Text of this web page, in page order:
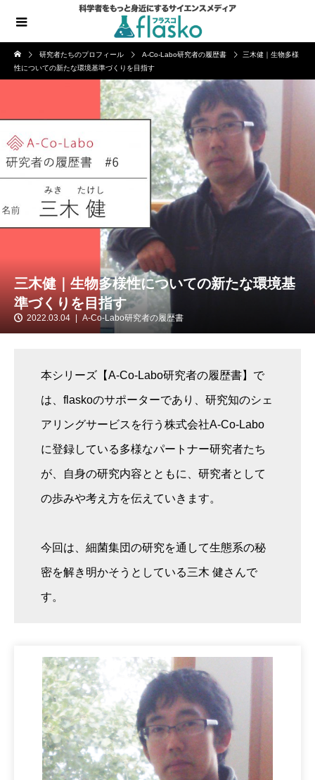
研究者たちのプロフィール A-Co-Labo研究者の履歴書
三木健｜生物多様
性についての新たな環境基準づくりを目指す
三木健｜生物多様性についての新たな環境基
準づくりを目指す
2022.03.04 A-Co-Labo研究者の履歴書
本シリーズ【A-Co-Labo研究者の履歴書】で
は、flaskoのサポーターであり、研究知のシェ
アリングサービスを行う株式会社A-Co-Labo
に登録している多様なパートナー研究者たち
が、自身の研究内容とともに、研究者として
の歩みや考え方を伝えていきます。
今回は、細菌集団の研究を通して生態系の秘
密を解き明かそうとしている三木 健さんで
す。